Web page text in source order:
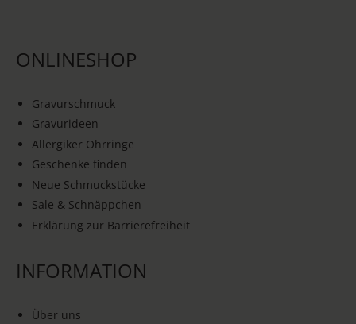
ONLINESHOP
Gravurschmuck
Gravurideen
Allergiker Ohrringe
Geschenke finden
Neue Schmuckstücke
Sale & Schnäppchen
Erklärung zur Barrierefreiheit
INFORMATION
Über uns